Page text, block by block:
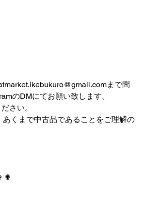
まで問
のDMにてお願い致します。
さい。
くまで中古品であることをご理解の
✟